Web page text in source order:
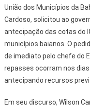
União dos Municípios da
Cardoso, solicitou ao
antecipação das cotas do
municípios baianos. O
de imediato pelo chefe do
repasses ocorram nos
antecipando recursos
Em seu discurso, Wilson